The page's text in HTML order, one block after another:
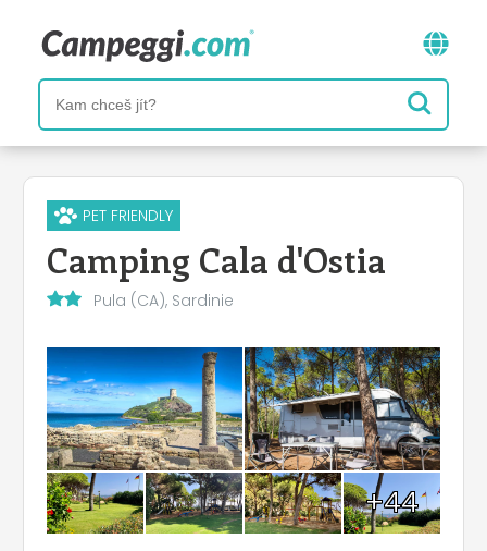
PET FRIENDLY
Camping Cala d'Ostia
Pula (CA), Sardinie
+44